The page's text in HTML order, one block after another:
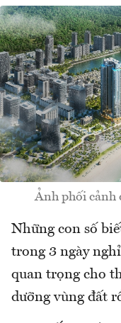
Ảnh phối cảnh
Những con số
trong 3 ngày
quan trọng cho
dưỡng vùng đất